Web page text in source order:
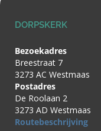
DORPSKERK
Bezoekadres
Breestraat 7
3273 AC Westmaas
Postadres
De Roolaan 2
3273 AD Westmaas
Routebeschrijving